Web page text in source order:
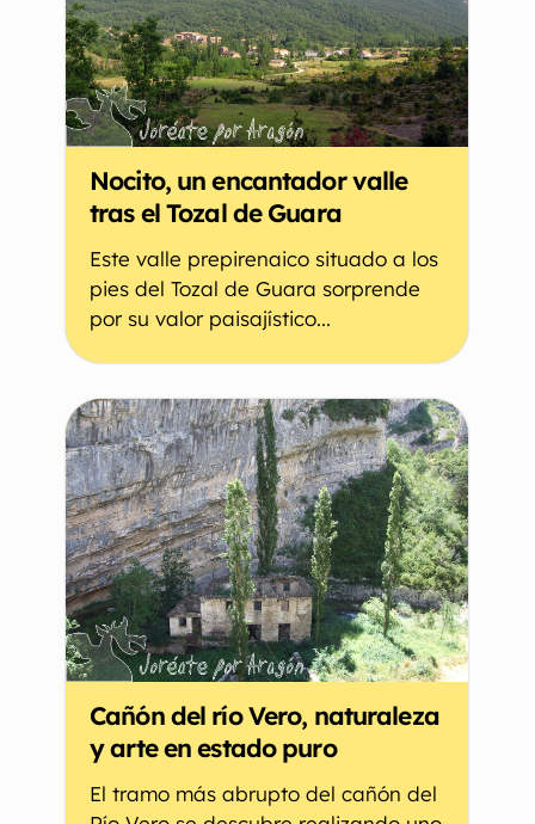
Nocito, un encantador valle
tras el Tozal de Guara
Este valle prepirenaico situado a los
pies del Tozal de Guara sorprende
por su valor paisajístico...
Cañón del río Vero, naturaleza
y arte en estado puro
El tramo más abrupto del cañón del